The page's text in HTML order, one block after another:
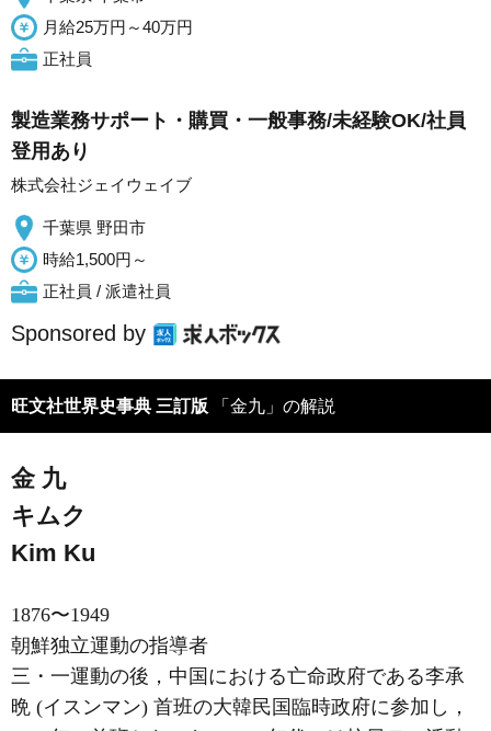
月給25万円～40万円
正社員
製造業務サポート・購買・一般事務/未経験OK/社員
登用あり
株式会社ジェイウェイブ
千葉県 野田市
時給1,500円～
正社員 / 派遣社員
Sponsored by
旺文社世界史事典 三訂版 「金九」の解説
金 九
キムク
Kim Ku
1876〜1949
朝鮮独立運動の指導者
三・一運動の後，中国における亡命政府である李承
晩 (イスンマン) 首班の大韓民国臨時政府に参加し，